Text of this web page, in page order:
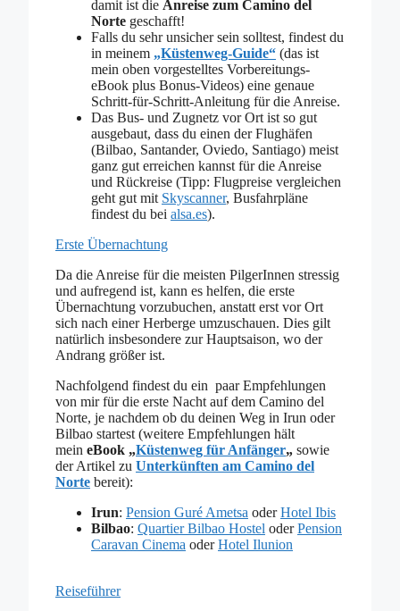
damit ist die Anreise zum Camino del
Norte geschafft!
Falls du sehr unsicher sein solltest, findest du
in meinem „Küstenweg-Guide“ (das ist
mein oben vorgestelltes Vorbereitungs-
eBook plus Bonus-Videos) eine genaue
Schritt-für-Schritt-Anleitung für die Anreise.
Das Bus- und Zugnetz vor Ort ist so gut
ausgebaut, dass du einen der Flughäfen
(Bilbao, Santander, Oviedo, Santiago) meist
ganz gut erreichen kannst für die Anreise
und Rückreise (Tipp: Flugpreise vergleichen
geht gut mit Skyscanner, Busfahrpläne
findest du bei alsa.es).
Erste Übernachtung
Da die Anreise für die meisten PilgerInnen stressig
und aufregend ist, kann es helfen, die erste
Übernachtung vorzubuchen, anstatt erst vor Ort
sich nach einer Herberge umzuschauen. Dies gilt
natürlich insbesondere zur Hauptsaison, wo der
Andrang größer ist.
Nachfolgend findest du ein paar Empfehlungen
von mir für die erste Nacht auf dem Camino del
Norte, je nachdem ob du deinen Weg in Irun oder
Bilbao startest (weitere Empfehlungen hält
mein eBook „Küstenweg für Anfänger„ sowie
der Artikel zu Unterkünften am Camino del
Norte bereit):
Irun: Pension Guré Ametsa oderHotel Ibis
Bilbao: Quartier Bilbao Hostel oderPension
Caravan Cinema oderHotel Ilunion
Reiseführer